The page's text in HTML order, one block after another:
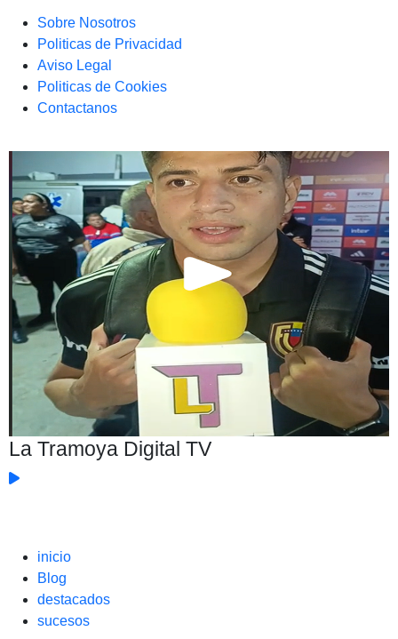
Sobre Nosotros
Politicas de Privacidad
Aviso Legal
Politicas de Cookies
Contactanos
La Tramoya Digital TV
inicio
Blog
destacados
sucesos